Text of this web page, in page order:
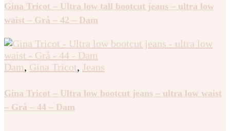
Gina Tricot – Ultra low tall bootcut jeans – ultra low
waist – Grå – 42 – Dam
Dam, Gina Tricot, Jeans
Gina Tricot – Ultra low bootcut jeans – ultra low waist
– Grå – 44 – Dam